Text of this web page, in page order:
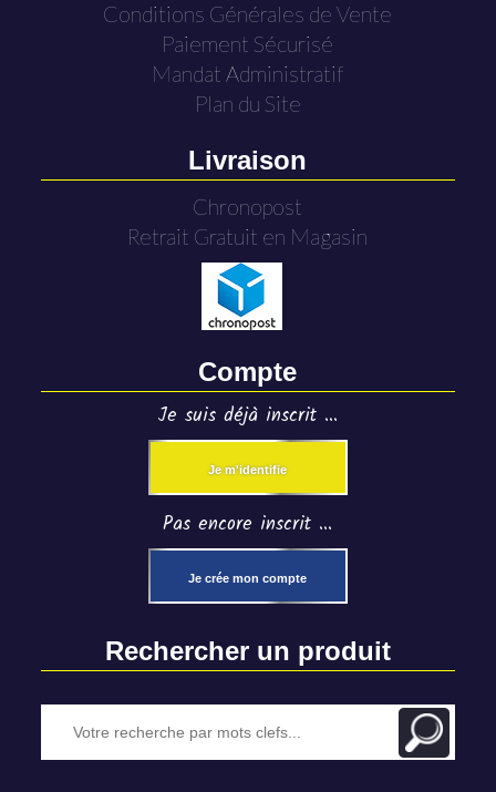
Conditions Générales de Vente
Paiement Sécurisé
Mandat Administratif
Plan du Site
Livraison
Chronopost
Retrait Gratuit en Magasin
Compte
Je suis déjà inscrit ...
Je m'identifie
Pas encore inscrit ...
Je crée mon compte
Rechercher un produit